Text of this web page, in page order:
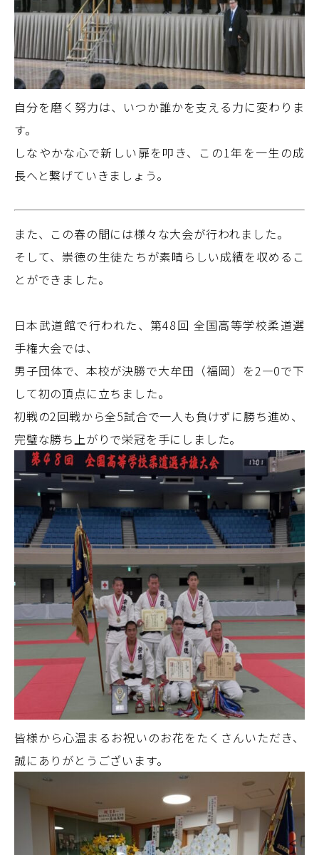
自分を磨く努力は、いつか誰かを支える力に変わりま
す。
しなやかな心で新しい扉を叩き、この1年を一生の成
長へと繋げていきましょう。
また、この春の間には様々な大会が行われました。
そして、崇徳の生徒たちが素晴らしい成績を収めるこ
とができました。
日本武道館で行われた、第48回 全国高等学校柔道選
手権大会では、
男子団体で、本校が決勝で大牟田（福岡）を2―0で下
して初の頂点に立ちました。
初戦の2回戦から全5試合で一人も負けずに勝ち進め、
完璧な勝ち上がりで栄冠を手にしました。
皆様から心温まるお祝いのお花をたくさんいただき、
誠にありがとうございます。